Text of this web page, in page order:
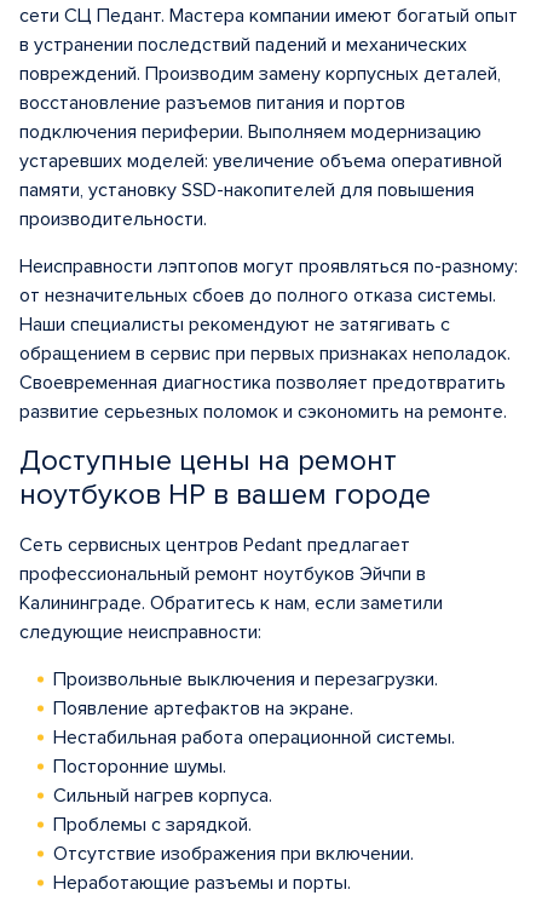
сети СЦ Педант. Мастера компании имеют богатый опыт
в устранении последствий падений и механических
повреждений. Производим замену корпусных деталей,
восстановление разъемов питания и портов
подключения периферии. Выполняем модернизацию
устаревших моделей: увеличение объема оперативной
памяти, установку SSD-накопителей для повышения
производительности.
Неисправности лэптопов могут проявляться по-разному:
от незначительных сбоев до полного отказа системы.
Наши специалисты рекомендуют не затягивать с
обращением в сервис при первых признаках неполадок.
Своевременная диагностика позволяет предотвратить
развитие серьезных поломок и сэкономить на ремонте.
Доступные цены на ремонт
ноутбуков HP в вашем городе
Сеть сервисных центров Pedant предлагает
профессиональный ремонт ноутбуков Эйчпи в
Калининграде. Обратитесь к нам, если заметили
следующие неисправности:
Произвольные выключения и перезагрузки.
Появление артефактов на экране.
Нестабильная работа операционной системы.
Посторонние шумы.
Сильный нагрев корпуса.
Проблемы с зарядкой.
Отсутствие изображения при включении.
Неработающие разъемы и порты.